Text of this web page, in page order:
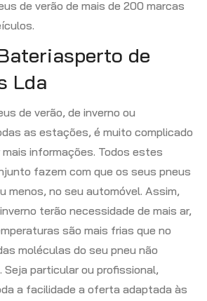
de verão de mais de 200 marcas
de
Lda
de verão, de inverno ou
as estações, é muito complicado
informações. Todos estes
fazem com que os seus pneus
menos, no seu automóvel. Assim,
terão necessidade de mais ar,
são mais frias que no
moléculas do seu pneu não
particular ou profissional,
a facilidade a oferta adaptada às